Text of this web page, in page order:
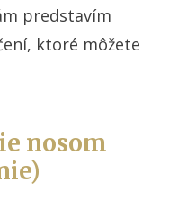
predstavím
ktoré môžete
nosom